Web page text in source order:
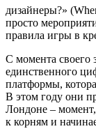
дизайнеры?»
просто
правила игры в
С момента своего
единственного
платформы,
В этом году они
Лондоне – момент,
к корням и